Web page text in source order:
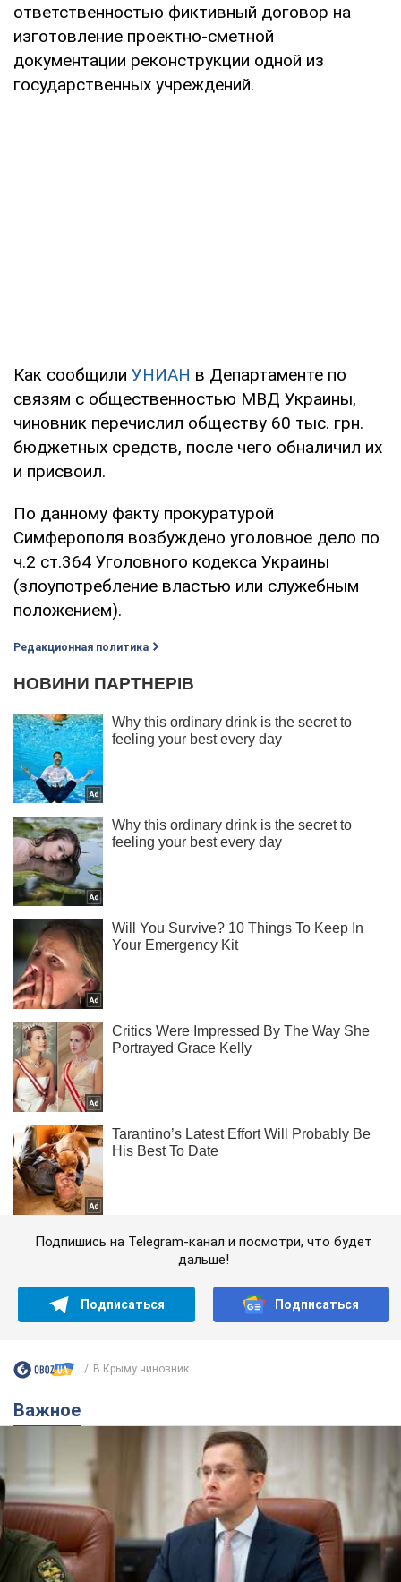
ответственностью фиктивный договор на
изготовление проектно-сметной
документации реконструкции одной из
государственных учреждений.
Как сообщили УНИАН в Департаменте по
связям с общественностью МВД Украины,
чиновник перечислил обществу 60 тыс. грн.
бюджетных средств, после чего обналичил их
и присвоил.
По данному факту прокуратурой
Симферополя возбуждено уголовное дело по
ч.2 ст.364 Уголовного кодекса Украины
(злоупотребление властью или служебным
положением).
Редакционная политика
Подпишись на Telegram-канал и посмотри, что будет
дальше!
Подписаться Подписаться
В Крыму чиновник...
Важное